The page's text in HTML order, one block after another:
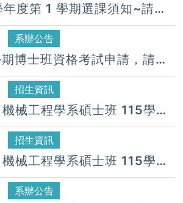
度第 1 學期選課須知~請同
理
系辦公告
博士班資格考試申請，請於
提出申請，逾期無法受理。
招生資訊
工程學系碩士班 115學年
補公告( 08月 05日)
招生資訊
械工程學系碩士班 115學年
補公告( 08月 05日)
系辦公告